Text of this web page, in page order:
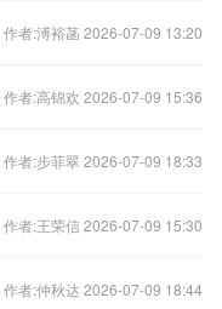
作者:溥裕菡 2026-07-09 13:20
作者:高锦欢 2026-07-09 15:36
作者:步菲翠 2026-07-09 18:33
作者:王荣信 2026-07-09 15:30
作者:仲秋达 2026-07-09 18:44